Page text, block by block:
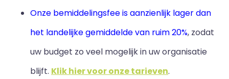
Onze bemiddelingsfee is aanzienlijk lager dan
het landelijke gemiddelde van ruim 20%, zodat
uw budget zo veel mogelijk in uw organisatie
blijft. Klik hier voor onze tarieven.